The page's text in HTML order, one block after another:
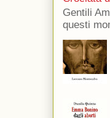
Gentili
questi